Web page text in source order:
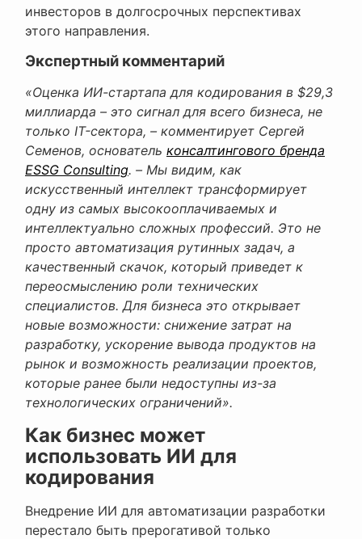
инвесторов в долгосрочных перспективах
этого направления.
Экспертный комментарий
«Оценка ИИ-стартапа для кодирования в $29,3
миллиарда – это сигнал для всего бизнеса, не
только IT-сектора, – комментирует Сергей
Семенов, основатель консалтингового бренда
ESSG Consulting. – Мы видим, как
искусственный интеллект трансформирует
одну из самых высокооплачиваемых и
интеллектуально сложных профессий. Это не
просто автоматизация рутинных задач, а
качественный скачок, который приведет к
переосмыслению роли технических
специалистов. Для бизнеса это открывает
новые возможности: снижение затрат на
разработку, ускорение вывода продуктов на
рынок и возможность реализации проектов,
которые ранее были недоступны из-за
технологических ограничений».
Как бизнес может
использовать ИИ для
кодирования
Внедрение ИИ для автоматизации разработки
перестало быть прерогативой только